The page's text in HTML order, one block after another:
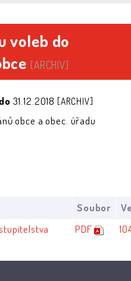
voleb do
[ARCHIV]
do 31.12.2018 [ARCHIV]
obce a obec. úřadu
Soubor
PDF